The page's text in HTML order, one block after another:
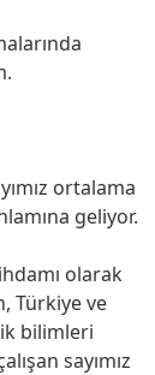
ortalama
geliyor.
olarak
Türkiye ve
bilimleri
sayımız